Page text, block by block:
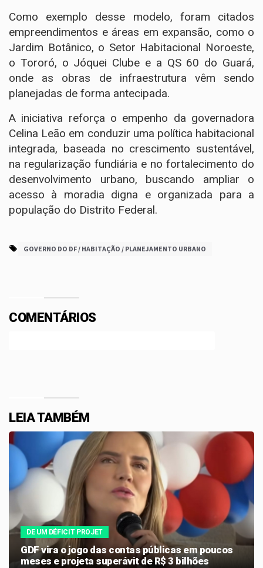
Como exemplo desse modelo, foram citados
empreendimentos e áreas em expansão, como o
Jardim Botânico, o Setor Habitacional Noroeste,
o Tororó, o Jóquei Clube e a QS 60 do Guará,
onde as obras de infraestrutura vêm sendo
planejadas de forma antecipada.
A iniciativa reforça o empenho da governadora
Celina Leão em conduzir uma política habitacional
integrada, baseada no crescimento sustentável,
na regularização fundiária e no fortalecimento do
desenvolvimento urbano, buscando ampliar o
acesso à moradia digna e organizada para a
população do Distrito Federal.
GOVERNO DO DF / HABITAÇÃO / PLANEJAMENTO URBANO
COMENTÁRIOS
LEIA TAMBÉM
DE UM DÉFICIT PROJET
GDF vira o jogo das contas públicas em poucos
meses e projeta superávit de R$ 3 bilhões